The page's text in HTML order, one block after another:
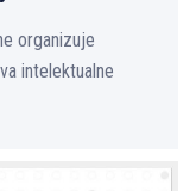
organizuje
intelektualne